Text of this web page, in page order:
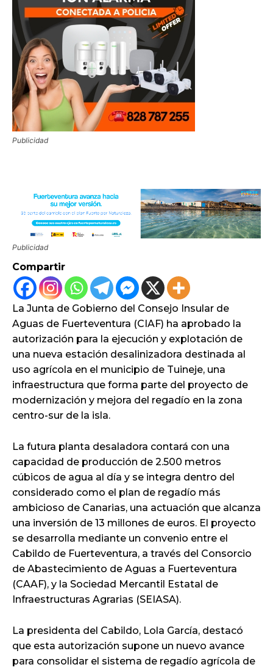
Publicidad
Publicidad
Compartir
La Junta de Gobierno del Consejo Insular de
Aguas de Fuerteventura (CIAF) ha aprobado la
autorización para la ejecución y explotación de
una nueva estación desalinizadora destinada al
uso agrícola en el municipio de Tuineje, una
infraestructura que forma parte del proyecto de
modernización y mejora del regadío en la zona
centro-sur de la isla.
La futura planta desaladora contará con una
capacidad de producción de 2.500 metros
cúbicos de agua al día y se integra dentro del
considerado como el plan de regadío más
ambicioso de Canarias, una actuación que alcanza
una inversión de 13 millones de euros. El proyecto
se desarrolla mediante un convenio entre el
Cabildo de Fuerteventura, a través del Consorcio
de Abastecimiento de Aguas a Fuerteventura
(CAAF), y la Sociedad Mercantil Estatal de
Infraestructuras Agrarias (SEIASA).
La presidenta del Cabildo, Lola García, destacó
que esta autorización supone un nuevo avance
para consolidar el sistema de regadío agrícola de